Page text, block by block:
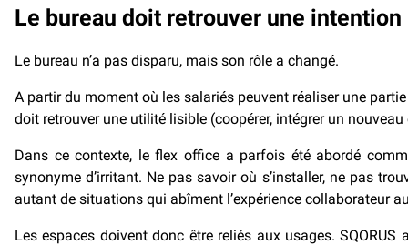
Le bureau doit retrouver une intention
Le bureau n’a pas disparu, mais son rôle a changé.
A partir du moment où les salariés peuvent réaliser une
doit retrouver une utilité lisible (coopérer, intégrer un
Dans ce contexte, le flex office a parfois été abordé
synonyme d’irritant. Ne pas savoir où s’installer, ne pas
autant de situations qui abîment l’expérience collaborateur
Les espaces doivent donc être reliés aux usages.